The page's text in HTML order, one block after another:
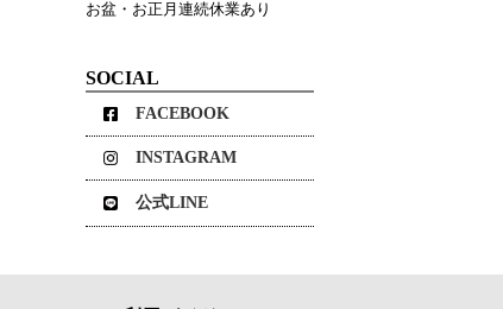
お盆・お正月連続休業あり
SOCIAL
FACEBOOK
INSTAGRAM
公式LINE